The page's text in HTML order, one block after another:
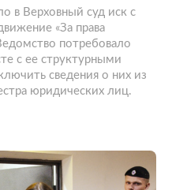
в Верховный суд иск с
«За права
потребовало
с ее структурными
сведения о них из
юридических лиц.